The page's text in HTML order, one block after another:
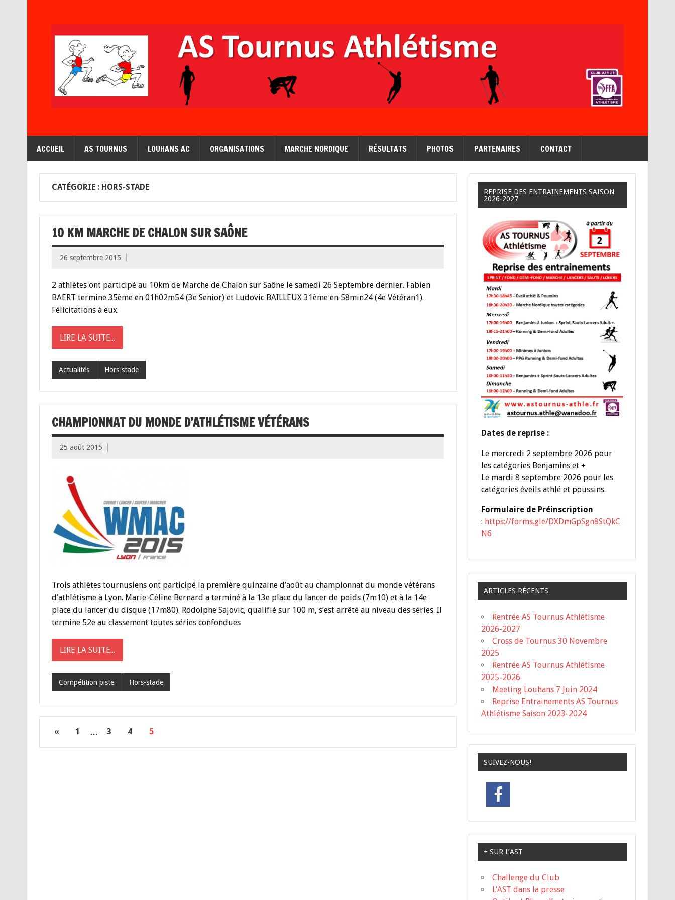
ACCUEIL AS TOURNUS LOUHANS AC ORGANISATIONS MARCHE NORDIQUE RÉSULTATS PHOTOS PARTENAIRES CONTACT
CATÉGORIE : HORS-STADE
10 KM MARCHE DE CHALON SUR SAÔNE
26 septembre 2015
2 athlètes ont participé au 10km de Marche de Chalon sur Saône le samedi 26 Septembre dernier. Fabien
BAERT termine 35ème en 01h02m54 (3e Senior) et Ludovic BAILLEUX 31ème en 58min24 (4e Vétéran1).
Félicitations à eux.
LIRE LA SUITE...
Actualités Hors-stade
CHAMPIONNAT DU MONDE D’ATHLÉTISME VÉTÉRANS
25 août 2015
Trois athlètes tournusiens ont participé la première quinzaine d’août au championnat du monde vétérans
d’athlétisme à Lyon. Marie-Céline Bernard a terminé à la 13e place du lancer de poids (7m10) et à la 14e
place du lancer du disque (17m80). Rodolphe Sajovic, qualifié sur 100 m, s’est arrêté au niveau des séries. Il
termine 52e au classement toutes séries confondues
LIRE LA SUITE...
Compétition piste Hors-stade
« 1 … 3 4 5
REPRISE DES ENTRAINEMENTS SAISON
2026-2027
Dates de reprise :
Le mercredi 2 septembre 2026 pour
les catégories Benjamins et +
Le mardi 8 septembre 2026 pour les
catégories éveils athlé et poussins.
Formulaire de Préinscription
: https://forms.gle/DXDmGpSgn8StQkC
N6
ARTICLES RÉCENTS
Rentrée AS Tournus Athlétisme
2026-2027
Cross de Tournus 30 Novembre
2025
Rentrée AS Tournus Athlétisme
2025-2026
Meeting Louhans 7 Juin 2024
Reprise Entrainements AS Tournus
Athlétisme Saison 2023-2024
SUIVEZ-NOUS!
+ SUR L’AST
Challenge du Club
L’AST dans la presse